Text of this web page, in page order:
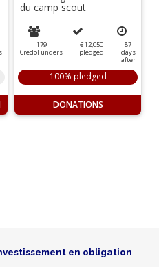
du camp scout
179
CredoFunders
€ 12,050
pledged
87
days
after
100% pledged
DONATIONS
en obligation